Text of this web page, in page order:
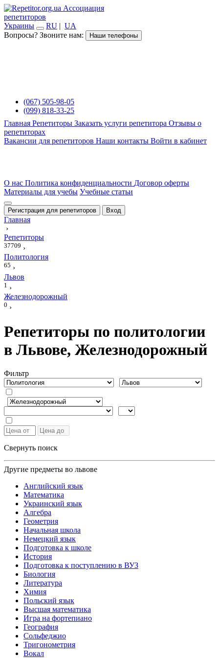
Ассоциация
репетиторов
Украины
RU | UA
Вопросы? Звоните нам:
Наши телефоны
(067) 505-98-05
(099) 818-33-25
Главная Репетиторы Заказать услуги репетитора Отзывы о
репетиторах
Вакансии для репетиторов Наши контакты Войти в кабинет
О нас Политика конфиденциальности Договор оферты
Материалы для учебы Учебные статьи
Регистрация для репетиторов Вход
Главная
›
Репетиторы
37709 ›
Политология
65 ›
Львов
1 ›
Железнодорожный
0 ›
Репетиторы по политологии
в Львове, Железнодорожный
Фильтр
Свернуть поиск
Другие предметы во львове
Английский язык
Математика
Украинский язык
Алгебра
Геометрия
Начальная школа
Немецкий язык
Подготовка к школе
История
Подготовка к поступлению в ВУЗ
Биология
Литература
Химия
Польский язык
Высшая математика
Игра на фортепиано
География
Сольфеджио
Тригонометрия
Вокал